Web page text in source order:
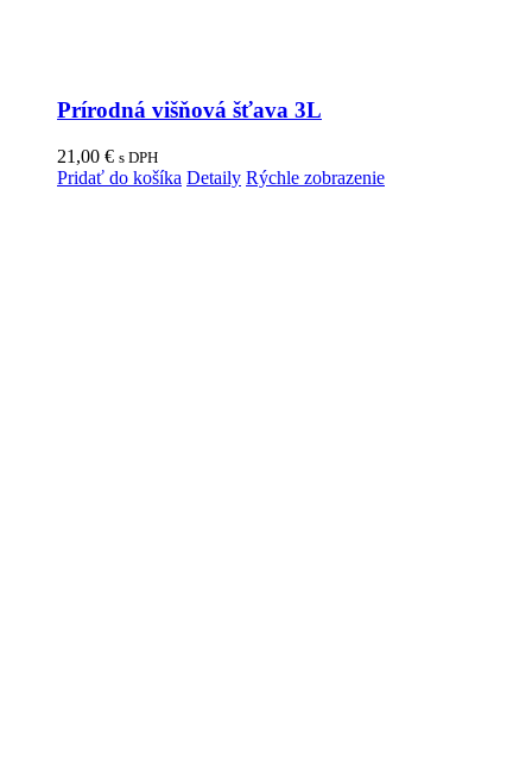
Prírodná višňová šťava 3L
21,00 € s DPH
Pridať do košíka Detaily Rýchle zobrazenie